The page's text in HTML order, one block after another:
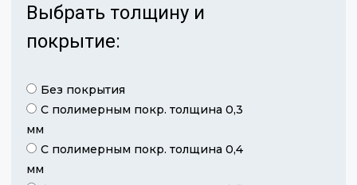
Выбрать толщину и
покрытие:
Без покрытия
С полимерным покр. толщина 0,3
мм
С полимерным покр. толщина 0,4
мм